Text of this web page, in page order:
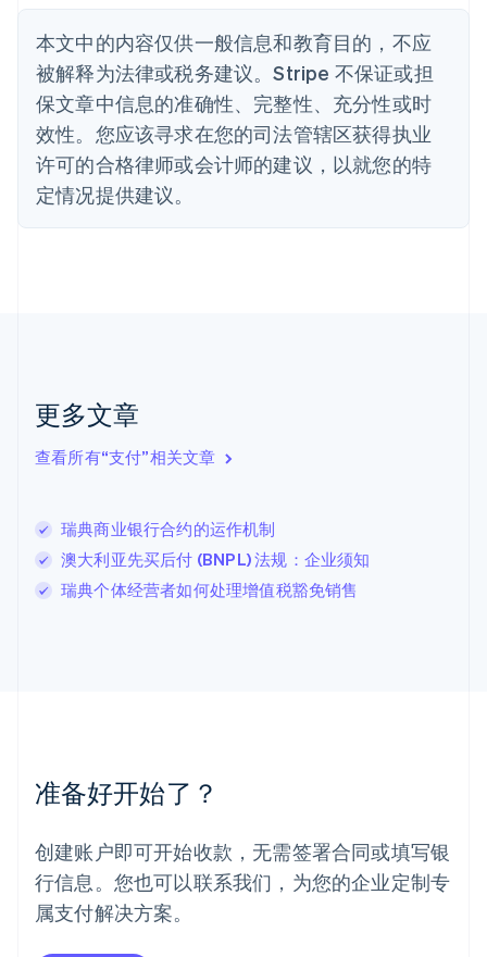
本文中的内容仅供一般信息和教育目的，不应
被解释为法律或税务建议。Stripe 不保证或担
保文章中信息的准确性、完整性、充分性或时
效性。您应该寻求在您的司法管辖区获得执业
许可的合格律师或会计师的建议，以就您的特
定情况提供建议。
更多文章
查看所有“支付”相关文章
瑞典商业银行合约的运作机制
澳大利亚先买后付 (BNPL) 法规：企业须知
瑞典个体经营者如何处理增值税豁免销售
准备好开始了？
创建账户即可开始收款，无需签署合同或填写银
行信息。您也可以联系我们，为您的企业定制专
属支付解决方案。
丹麦
德国
DeutschEnglish
法国
FrançaisEnglish
芬兰
EnglishSvenska
English
English
卢森堡
罗马尼亚
English
挪威
葡萄牙
Português English
日本
日本語English
瑞典